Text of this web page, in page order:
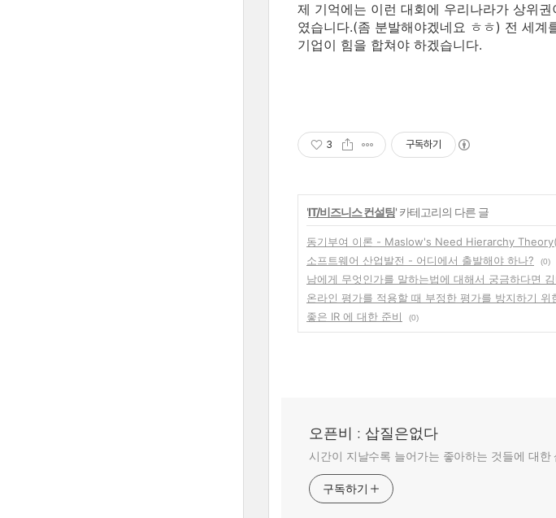
제 기억에는 이런 대회에 우리나라가 상위
였습니다.(좀 분발해야겠네요 ㅎㅎ) 전 세
기업이 힘을 합쳐야 하겠습니다.
3 구독하기
'IT/비즈니스 컨설팅' 카테고리의 다른 글
동기부여 이론 - Maslow's Need Hierarchy
소프트웨어 산업발전 - 어디에서 출발해야 하나?
(0)
남에게 무엇인가를 말하는법에 대해서 궁금하다면
온라인 평가를 적용할 때 부정한 평가를 방지하기 위
좋은 IR 에 대한 준비
(0)
오픈비 : 삽질은없다
시간이 지날수록 늘어가는 좋아하는 것들에 대
구독하기